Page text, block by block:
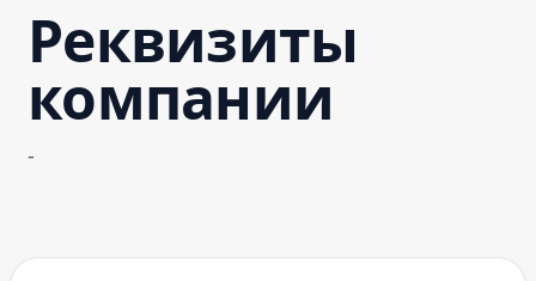
Реквизиты
компании
-
What's New